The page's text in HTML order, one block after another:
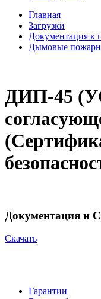
Главная
Загрузки
Документация к
Дымовые
ДИП-45
Документация и
Cкачать
Гарантии